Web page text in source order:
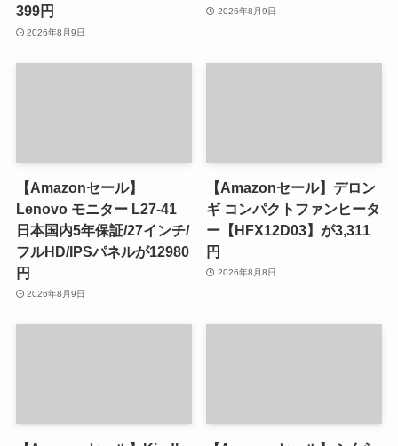
399円
2026年8月9日
2026年8月9日
【Amazonセール】
Lenovo モニター L27-41
日本国内5年保証/27インチ/
フルHD/IPSパネルが12980
円
2026年8月9日
【Amazonセール】デロン
ギ コンパクトファンヒータ
ー【HFX12D03】が3,311
円
2026年8月8日